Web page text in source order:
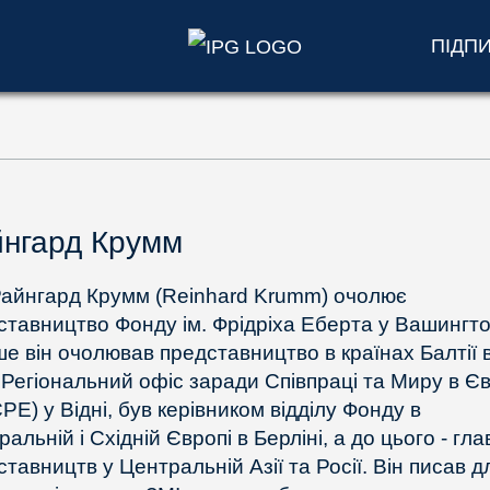
Крумм
Крумм (Reinhard Krumm) очолює
Фонду ім. Фрідріха Еберта у
він очолював представництво в країнах Балтії
Регіональний офіс заради Співпраці та Миру в
у Відні, був керівником відділу Фонду в
і Східній Європі в Берліні, а до цього -
у Центральній Азії та Росії. Він писав